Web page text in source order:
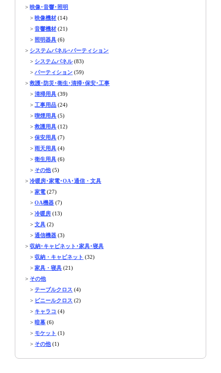
>映像･音響･照明
>映像機材 (14)
>音響機材 (21)
> 照明器具 (6)
> システムパネル･パーティション
> システムパネル(83)
>パーティション (59)
>救護･防災･衛生･清掃･保安･工事
>清掃用具 (39)
> 工事用品 (24)
>喫煙用具 (5)
>救護用具 (12)
>保安用具 (7)
>雨天用具 (4)
>衛生用具 (6)
> その他(5)
>冷暖房･家電･OA･通信・文具
>家電 (27)
>OA機器 (7)
>冷暖房 (13)
>文具 (2)
>通信機器 (3)
>収納･キャビネット･家具･寝具
>収納・キャビネット (32)
>家具・寝具 (21)
> その他
>テーブルクロス (4)
> ビニールクロス (2)
> キャラコ (4)
>暗幕 (6)
>モケット (1)
> その他(1)